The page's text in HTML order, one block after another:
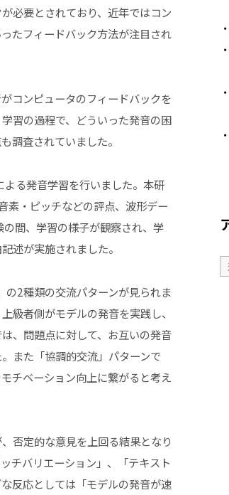
必要とされており、近年ではコン
たフィードバック方法が注目され
コンピュータのフィードバックを
習の過程で、どういった発音の困
調査されていました。
る発音学習を行いました。本研
素・ピッチなどの評点、波形デー
間、学習の様子が観察され、学
述が実施されました。
2種類の交流パターンが見られま
級者側がモデルの発音を実践し、
、問題点に対して、お互いの発音
また「協調的交流」パターンで
チベーション向上に繋がると考え
否定的な意見を上回る結果となり
チバリエーション」、「テキスト
反応としては「モデルの発音が速